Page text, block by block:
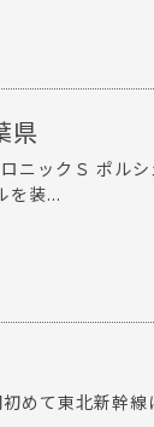
県
ニックＳ ポル
を装...
て東北新幹線